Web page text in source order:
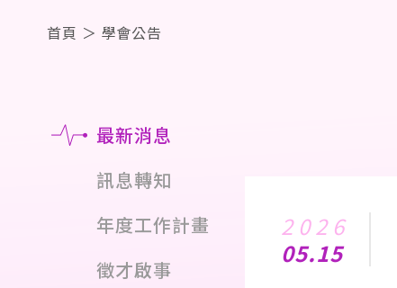
首頁 ＞ 學會公告
最新消息
訊息轉知
年度工作計畫
徵才啟事
2026
05.15